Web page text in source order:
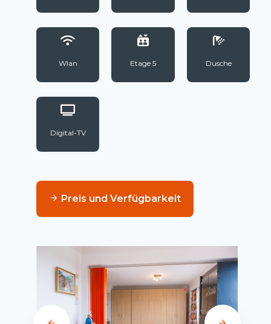
Wlan Etage 5 Dusche
Digital-TV
Preis und Verfügbarkeit